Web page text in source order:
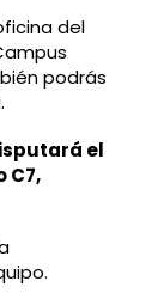
del
podrás
el
C7,